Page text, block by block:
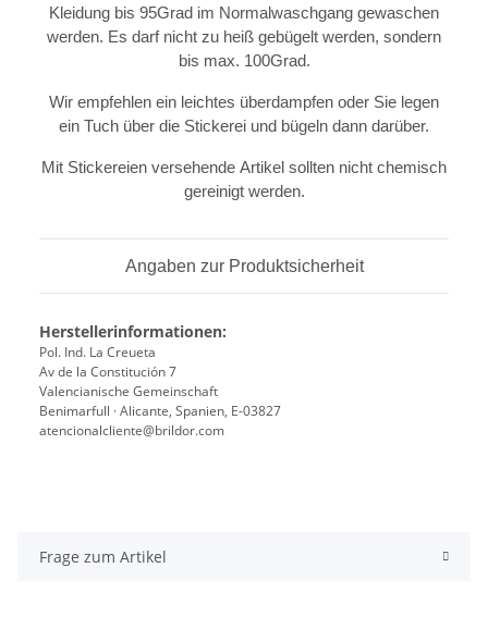
Kleidung bis 95Grad im Normalwaschgang gewaschen
werden. Es darf nicht zu heiß gebügelt werden, sondern
bis max. 100Grad.
Wir empfehlen ein leichtes überdampfen oder Sie legen
ein Tuch über die Stickerei und bügeln dann darüber.
Mit Stickereien versehende Artikel sollten nicht chemisch
gereinigt werden.
Angaben zur Produktsicherheit
Herstellerinformationen:
Pol. Ind. La Creueta
Av de la Constitución 7
Valencianische Gemeinschaft
Benimarfull · Alicante, Spanien, E-03827
atencionalcliente@brildor.com
Frage zum Artikel